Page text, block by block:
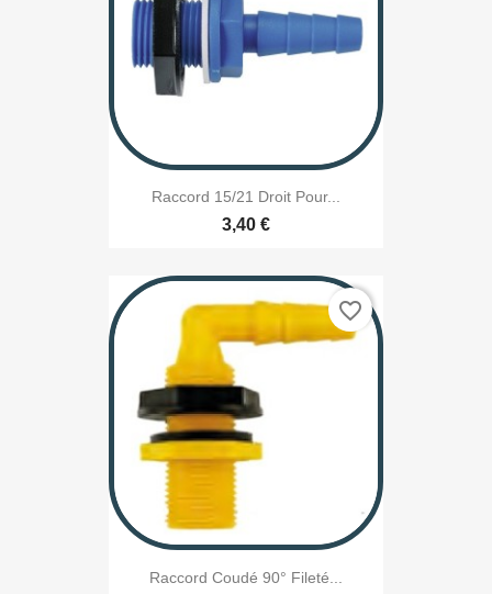
Raccord 15/21 Droit Pour...
3,40 €
Raccord Coudé 90° Fileté...
favorite_border